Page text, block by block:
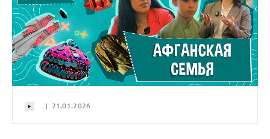
| 21.01.2026